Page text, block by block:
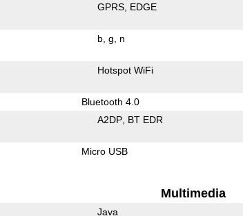
GPRS EDGE
b g n
Hotspot WiFi
Bluetooth 4.0
A2DP BT EDR
Micro USB
Multimedia
Java